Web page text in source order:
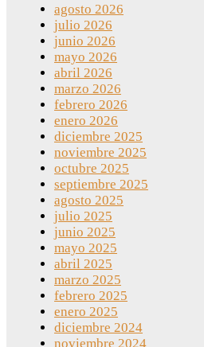
agosto 2026
julio 2026
junio 2026
mayo 2026
abril 2026
marzo 2026
febrero 2026
enero 2026
diciembre 2025
noviembre 2025
octubre 2025
septiembre 2025
agosto 2025
julio 2025
junio 2025
mayo 2025
abril 2025
marzo 2025
febrero 2025
enero 2025
diciembre 2024
noviembre 2024